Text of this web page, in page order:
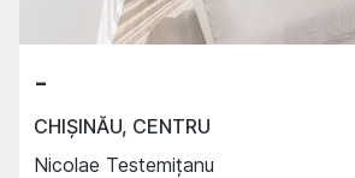
-
CHIȘINĂU, CENTRU
Nicolae Testemițanu